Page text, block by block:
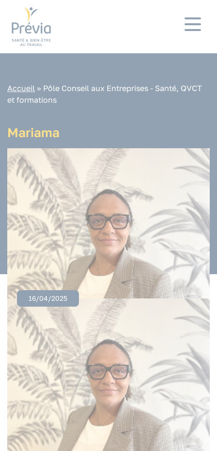
Accueil » Pôle Conseil aux Entreprises - Santé, QVCT
et formations
Mariama
16/04/2025
Panneau de gestion des cookies